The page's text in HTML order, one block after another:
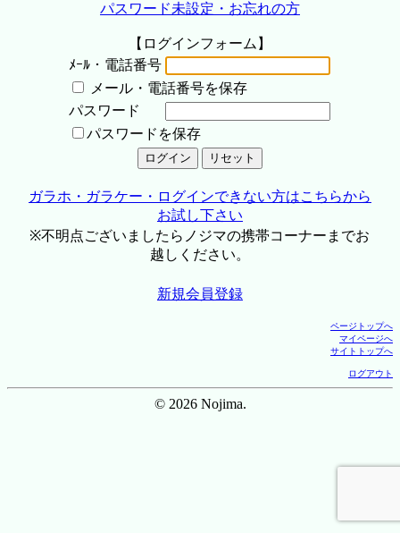
パスワード未設定・お忘れの方
【ログインフォーム】
ﾒｰﾙ・電話番号
メール・電話番号を保存
パスワード
パスワードを保存
ガラホ・ガラケー・ログインできない方はこちらから
お試し下さい
※不明点ございましたらノジマの携帯コーナーまでお
越しください。
新規会員登録
ページトップへ
マイページへ
サイトトップへ
ログアウト
© 2026 Nojima.